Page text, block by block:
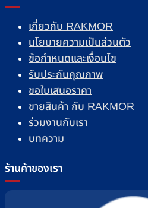
เกี่ยวกับ RAKMOR
นโยบายความเป็นส่วนตัว
ข้อกำหนดและเงื่อนไข
รับประกันคุณภาพ
ขอใบเสนอราคา
ขายสินค้า กับ RAKMOR
ร่วมงานกับเรา
บทความ
ร้านค้าของเรา